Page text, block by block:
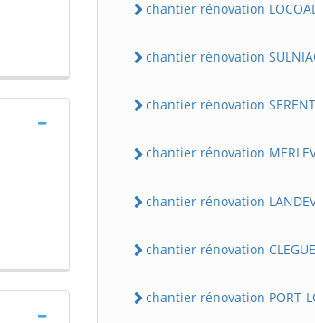
chantier rénovation
chantier rénovation
chantier rénovation SERENT
chantier rénovation
chantier rénovation
chantier rénovation
chantier rénovation PORT-